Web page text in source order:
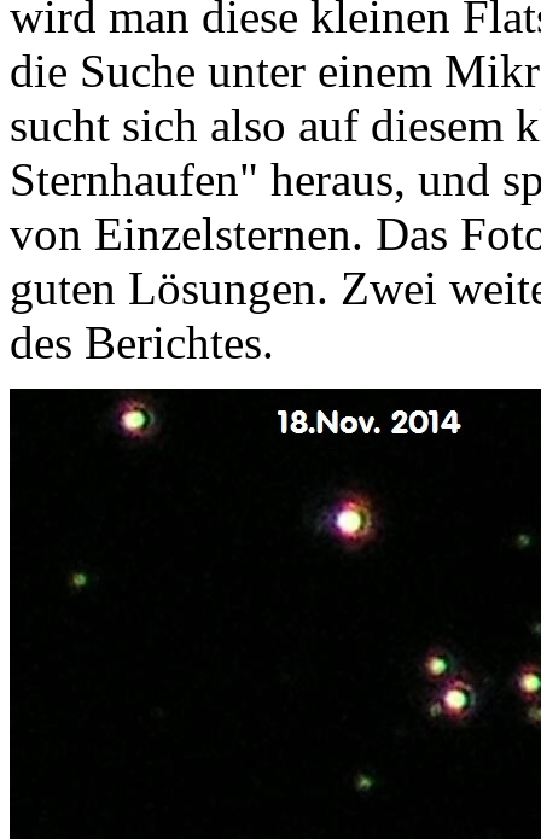
wird man diese kleinen
die Suche unter einem
sucht sich also auf
Sternhaufen" heraus, und
von Einzelsternen. Das
guten Lösungen. Zwei
des Berichtes.